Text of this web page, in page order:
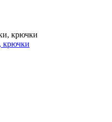
крючки